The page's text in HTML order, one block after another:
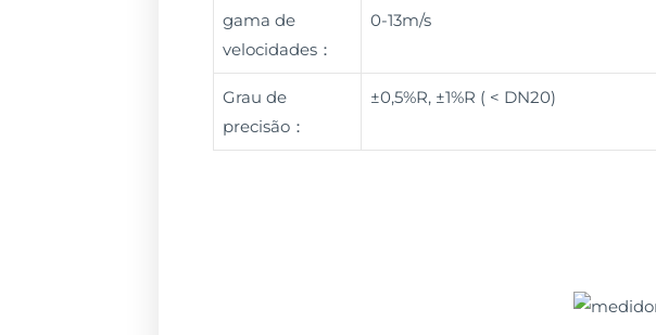
gama de
velocidades：
0-13m/s
Grau de
precisão：
±0,5%R, ±1%R ( < DN20)